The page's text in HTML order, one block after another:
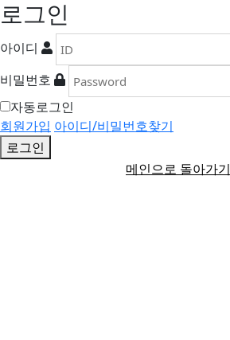
로그인
아이디
비밀번호
자동로그인
회원가입 아이디/비밀번호찾기
로그인
메인으로 돌아가기